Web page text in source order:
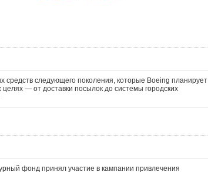
средств следующего поколения, которые Boeing планирует
целях — от доставки посылок до системы городских
фонд принял участие в кампании привлечения